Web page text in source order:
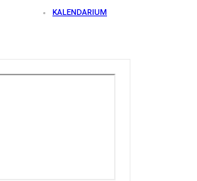
KALENDARIUM